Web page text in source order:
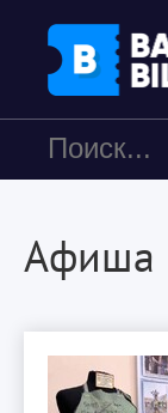
Афиша